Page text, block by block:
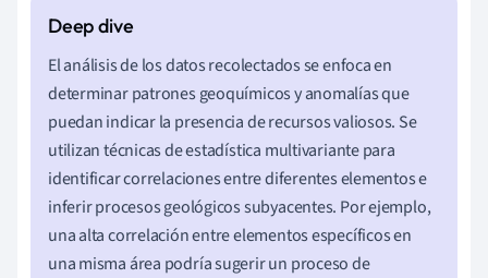
El análisis de los datos recolectados se enfoca en
determinar patrones geoquímicos y anomalías que
puedan indicar la presencia de recursos valiosos. Se
utilizan técnicas de estadística multivariante para
identificar correlaciones entre diferentes elementos e
inferir procesos geológicos subyacentes. Por ejemplo,
una alta correlación entre elementos específicos en
una misma área podría sugerir un proceso de